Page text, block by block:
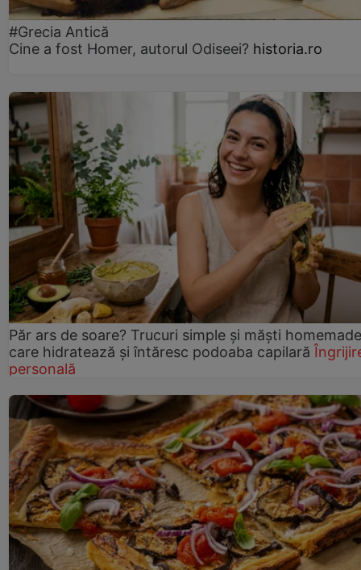
#Grecia Antică
Cine a fost Homer, autorul Odiseei? historia.ro
Păr ars de soare? Trucuri simple și măști homemade
care hidratează și întăresc podoaba capilară
personală